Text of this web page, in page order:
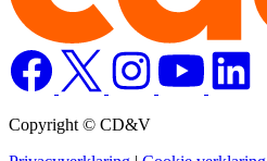
Copyright © CD&V